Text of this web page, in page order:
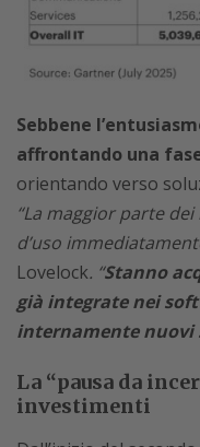
Sebbene
affrontando una
orientando verso
“La maggior parte
d’uso
Lovelock. “Stanno
già integrate nei
internamente nuovi
La “pausa da
investimenti